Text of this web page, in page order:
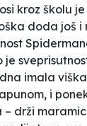
kroz školu
doda još i
imala
i
drži